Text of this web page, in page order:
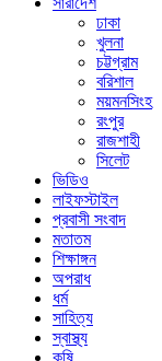
ঢাকা
খুলনা
চট্টগ্রাম
বরিশাল
ময়মনসিংহ
রংপুর
রাজশাহী
সিলেট
ভিডিও
লাইফস্টাইল
প্রবাসী সংবাদ
মতাতম
শিক্ষাঙ্গন
অপরাধ
ধর্ম
সাহিত্য
স্বাস্থ্য
কৃষি